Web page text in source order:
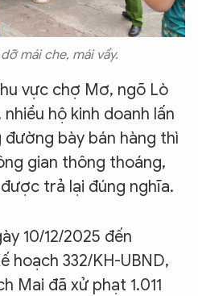
mái che, mái vẩy.
vực chợ Mơ, ngõ Lò
hộ kinh doanh lấn
đường bày bán hàng thì
gian thông thoáng,
trả lại đúng nghĩa.
10/12/2025 đến
hoạch 332/KH-UBND,
Mai đã xử phạt 1.011